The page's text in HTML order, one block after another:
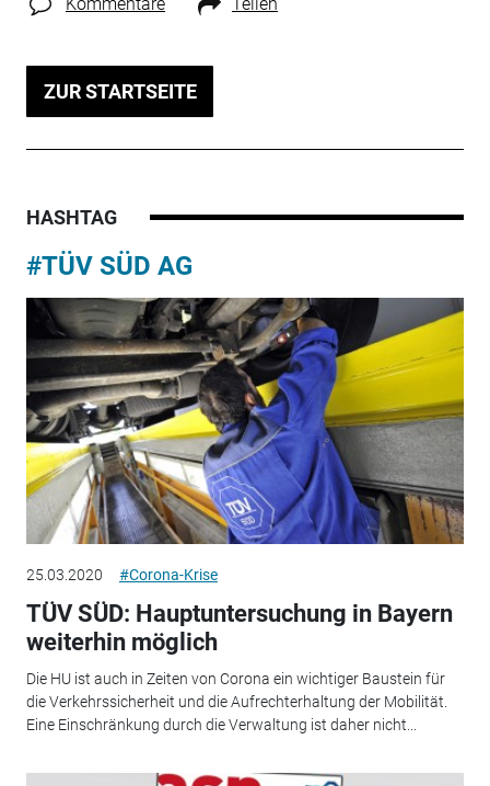
ZUR STARTSEITE
HASHTAG
#TÜV SÜD AG
25.03.2020 #Corona-Krise
TÜV SÜD: Hauptuntersuchung in Bayern
weiterhin möglich
Die HU ist auch in Zeiten von Corona ein wichtiger Baustein für
die Verkehrssicherheit und die Aufrechterhaltung der Mobilität.
Eine Einschränkung durch die Verwaltung ist daher nicht...